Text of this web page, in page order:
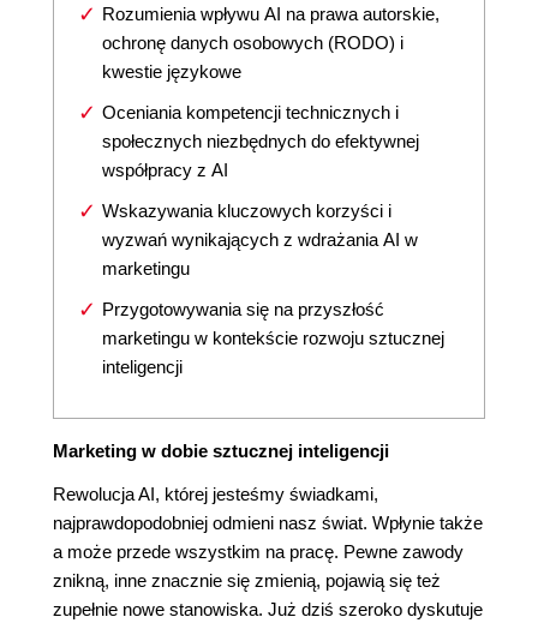
Rozumienia wpływu AI na prawa autorskie,
ochronę danych osobowych (RODO) i
kwestie językowe
Oceniania kompetencji technicznych i
społecznych niezbędnych do efektywnej
współpracy z AI
Wskazywania kluczowych korzyści i
wyzwań wynikających z wdrażania AI w
marketingu
Przygotowywania się na przyszłość
marketingu w kontekście rozwoju sztucznej
inteligencji
Marketing w dobie sztucznej inteligencji
Rewolucja AI, której jesteśmy świadkami,
najprawdopodobniej odmieni nasz świat. Wpłynie także
a może przede wszystkim na pracę. Pewne zawody
znikną, inne znacznie się zmienią, pojawią się też
zupełnie nowe stanowiska. Już dziś szeroko dyskutuje